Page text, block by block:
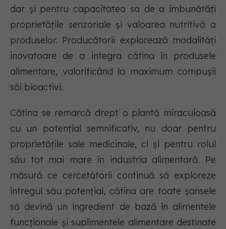
dar și pentru capacitatea sa de a îmbunătăți
proprietățile senzoriale și valoarea nutritivă a
produselor. Producătorii explorează modalități
inovatoare de a integra cătina în produsele
alimentare, valorificând la maximum compușii
săi bioactivi.
Cătina se remarcă drept o plantă miraculoasă
cu un potențial semnificativ, nu doar pentru
proprietățile sale medicinale, ci și pentru rolul
său tot mai mare în industria alimentară. Pe
măsură ce cercetătorii continuă să exploreze
întregul său potențial, cătina are toate șansele
să devină un ingredient de bază în alimentele
funcționale și suplimentele alimentare destinate